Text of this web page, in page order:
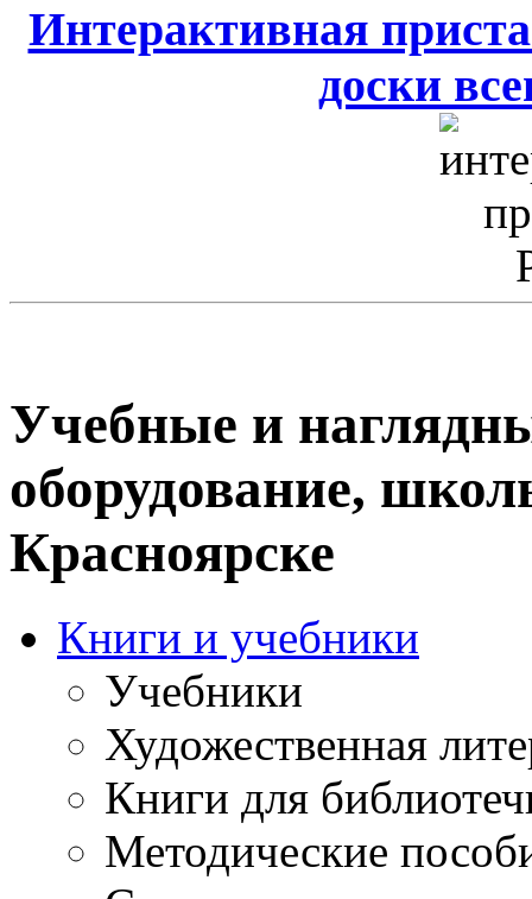
Интерактивная
доски
Учебные и
оборудование,
Красноярске
Книги и учебники
Учебники
Художественная
Книги для
Методические